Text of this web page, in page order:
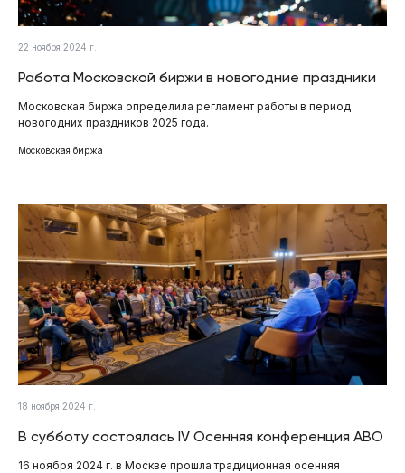
22 ноября 2024 г.
Работа Московской биржи в новогодние праздники
Московская биржа определила регламент работы в период
новогодних праздников 2025 года.
Московская биржа
18 ноября 2024 г.
В субботу состоялась IV Осенняя конференция АВО
16 ноября 2024 г. в Москве прошла традиционная осенняя